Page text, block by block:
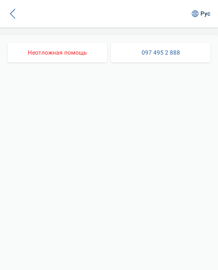
Рус
Неотложная помощь 097 495 2 888